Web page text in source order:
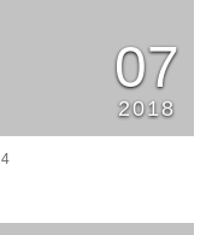
07
2018
4